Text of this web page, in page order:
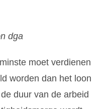
dga
moet verdienen
worden dan het loon
duur van de arbeid